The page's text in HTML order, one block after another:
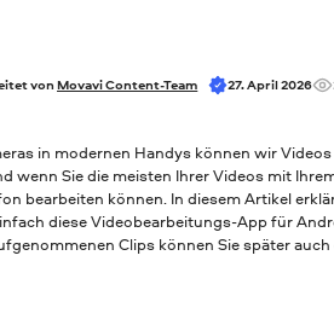
von Movavi Content-Team 27. April 2026
in modernen Handys können wir
wenn Sie die meisten Ihrer Videos mit
bearbeiten können. In diesem Artikel
diese Videobearbeitungs-App für
Clips können Sie später auch